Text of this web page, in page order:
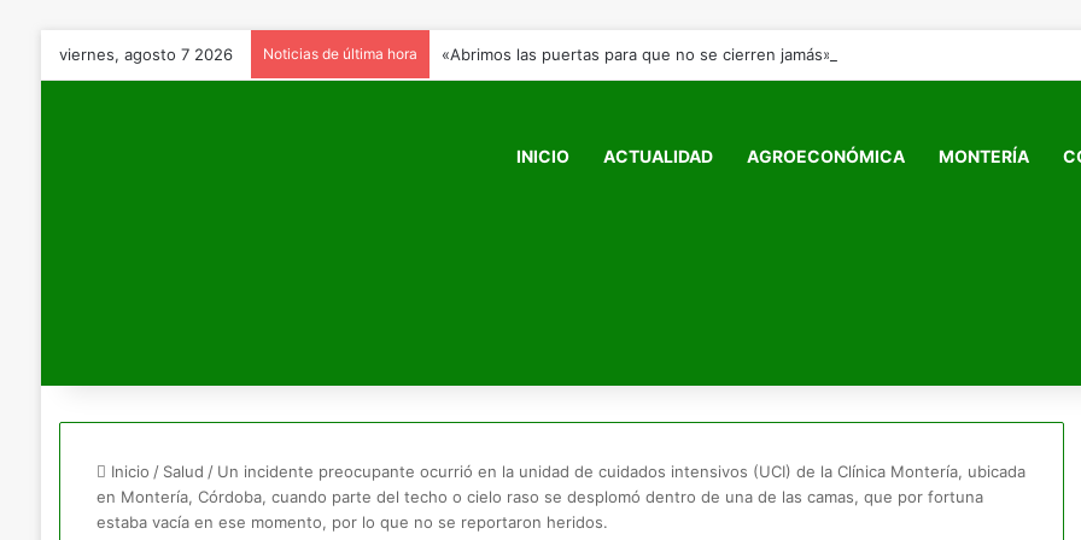
viernes, agosto 7 2026 Noticias de última hora «Abrimos las puertas para que no se cierren jamás»: Francia Márquez se despide de
INICIO ACTUALIDAD AGROECONÓMICA MONTERÍA
Inicio / Salud / Un incidente preocupante ocurrió en la unidad de cuidados intensivos (UCI) de la Clínica Montería, ubicada
en Montería, Córdoba, cuando parte del techo o cielo raso se desplomó dentro de una de las camas, que por fortuna
estaba vacía en ese momento, por lo que no se reportaron heridos.